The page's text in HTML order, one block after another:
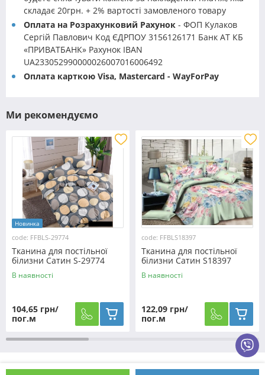
складає 20грн. + 2% вартості замовленого товару
Оплата на Розрахунковий Рахунок - ФОП Кулаков
Сергій Павлович Код ЄДРПОУ 3156126171 Банк АТ КБ
«ПРИВАТБАНК» Рахунок IBAN
UA233052990000026007016006492
Оплата карткою Visa, Mastercard - WayForPay
Ми рекомендуємо
Новинка
code: FFBLS-29774
Тканина для постільної
білизни Сатин S-29774
(60м)
В наявності
104,65 грн/
пог.м
code: FFBLS18397
Тканина для постільної
білизни Сатин S18397
(50м)
В наявності
122,09 грн/
пог.м
Як оформити замовлення?